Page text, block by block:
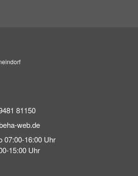
81150
web.de
07:00-16:00 Uhr
15:00 Uhr